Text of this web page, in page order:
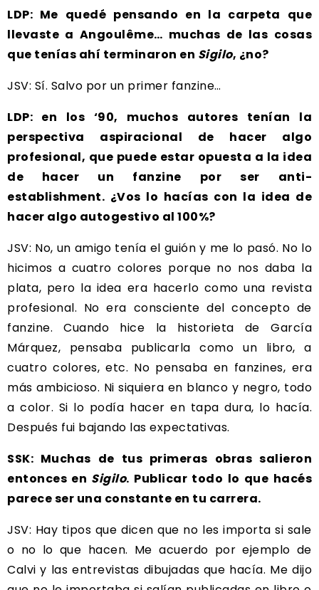
LDP: Me quedé pensando en la carpeta que
llevaste a Angoulême… muchas de las cosas
que tenías ahí terminaron en Sigilo, ¿no?
JSV: Sí. Salvo por un primer fanzine…
LDP: en los ‘90, muchos autores tenían la
perspectiva aspiracional de hacer algo
profesional, que puede estar opuesta a la idea
de hacer un fanzine por ser anti-
establishment. ¿Vos lo hacías con la idea de
hacer algo autogestivo al 100%?
JSV: No, un amigo tenía el guión y me lo pasó. No lo
hicimos a cuatro colores porque no nos daba la
plata, pero la idea era hacerlo como una revista
profesional. No era consciente del concepto de
fanzine. Cuando hice la historieta de García
Márquez, pensaba publicarla como un libro, a
cuatro colores, etc. No pensaba en fanzines, era
más ambicioso. Ni siquiera en blanco y negro, todo
a color. Si lo podía hacer en tapa dura, lo hacía.
Después fui bajando las expectativas.
SSK: Muchas de tus primeras obras salieron
entonces en Sigilo. Publicar todo lo que hacés
parece ser una constante en tu carrera.
JSV: Hay tipos que dicen que no les importa si sale
o no lo que hacen. Me acuerdo por ejemplo de
Calvi y las entrevistas dibujadas que hacía. Me dijo